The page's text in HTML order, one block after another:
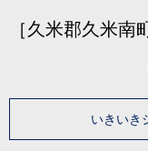
［久米郡久米南
いきいき